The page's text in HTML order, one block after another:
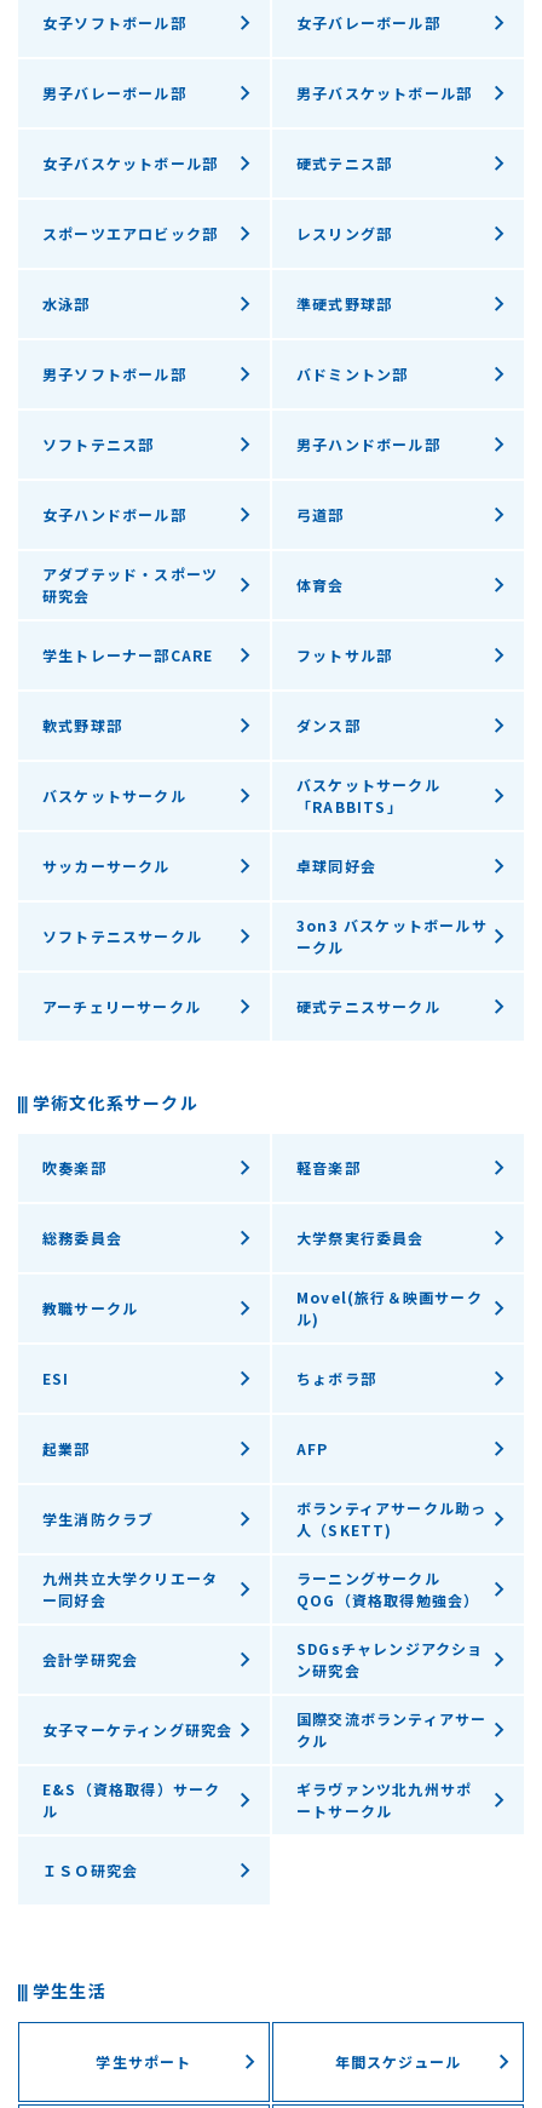
女子ソフトボール部 女子バレーボール部
男子バレーボール部 男子バスケットボール部
女子バスケットボール部 硬式テニス部
スポーツエアロビック部 レスリング部
水泳部 準硬式野球部
男子ソフトボール部 バドミントン部
ソフトテニス部 男子ハンドボール部
女子ハンドボール部 弓道部
アダプテッド・スポーツ
研究会
体育会
学生トレーナー部CARE フットサル部
軟式野球部 ダンス部
バスケットサークル
バスケットサークル
「RABBITS」
サッカーサークル 卓球同好会
ソフトテニスサークル
3on3 バスケットボールサ
ークル
アーチェリーサークル 硬式テニスサークル
学術文化系サークル
吹奏楽部 軽音楽部
総務委員会 大学祭実行委員会
教職サークル
Movel(旅行＆映画サーク
ル)
ESI ちょボラ部
起業部 AFP
学生消防クラブ
ボランティアサークル助っ
人（SKETT)
九州共立大学クリエータ
ー同好会
ラーニングサークル
QOG（資格取得勉強会）
会計学研究会
SDGsチャレンジアクショ
ン研究会
女子マーケティング研究会
国際交流ボランティアサー
クル
E&S（資格取得）サーク
ル
ギラヴァンツ北九州サポ
ートサークル
ＩＳＯ研究会
学生生活
学生サポート 年間スケジュール